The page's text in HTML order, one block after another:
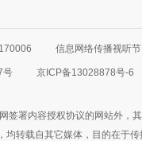
信息网络传播视听
号 京ICP备13028878号-6
签署内容授权协议的网站外，
转载自其它媒体，目的在于